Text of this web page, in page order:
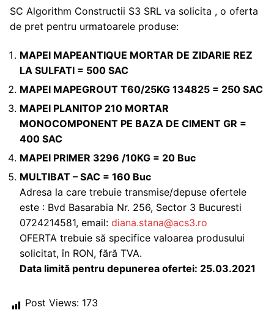
SC Algorithm Constructii S3 SRL va solicita , o oferta
de pret pentru urmatoarele produse:
MAPEI MAPEANTIQUE MORTAR DE ZIDARIE REZ
LA SULFATI = 500 SAC
MAPEI MAPEGROUT T60/25KG 134825 = 250 SAC
MAPEI PLANITOP 210 MORTAR
MONOCOMPONENT PE BAZA DE CIMENT GR =
400 SAC
MAPEI PRIMER 3296 /10KG = 20 Buc
MULTIBAT – SAC = 160 Buc
Adresa la care trebuie transmise/depuse ofertele
este : Bvd Basarabia Nr. 256, Sector 3 Bucuresti
0724214581, email: diana.stana@acs3.ro
OFERTA trebuie să specifice valoarea produsului
solicitat, în RON, fără TVA.
Data limită pentru depunerea ofertei: 25.03.2021
Post Views: 173